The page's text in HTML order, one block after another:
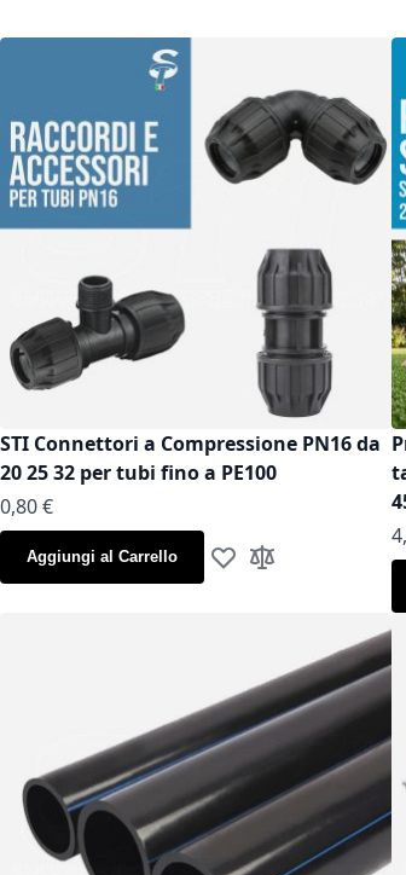
STI Connettori a Compressione PN16 da
20 25 32 per tubi fino a PE100
As low as
0,80 €
Aggiungi al Carrello Aggiungi alla lista
Aggiungi al